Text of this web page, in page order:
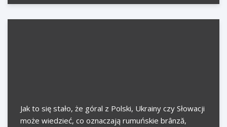
Jak to się stało, że góral z Polski, Ukrainy czy Słowacji
może wiedzieć, co oznaczają rumuńskie brânză,